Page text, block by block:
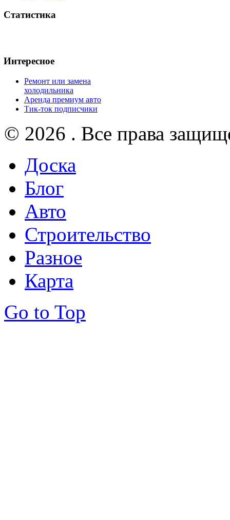
Статистика
Интересное
Ремонт или замена
холодильника
Аренда премиум авто
Тик-ток подписчики
© 2026 . Все права
Доска
Блог
Авто
Строительство
Разное
Карта
Go to Top